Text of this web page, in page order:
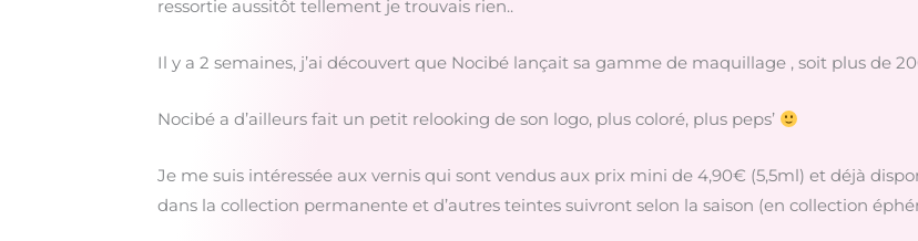
ressortie aussitôt tellement je trouvais rien..
Il y a 2 semaines, j’ai découvert que Nocibé lançait sa gamme de maquillage , soit plus de
Nocibé a d’ailleurs fait un petit relooking de son logo, plus coloré, plus peps’
Je me suis intéressée aux vernis qui sont vendus aux prix mini de 4,90€ (5,5ml) et déjà
dans la collection permanente et d’autres teintes suivront selon la saison (en collection